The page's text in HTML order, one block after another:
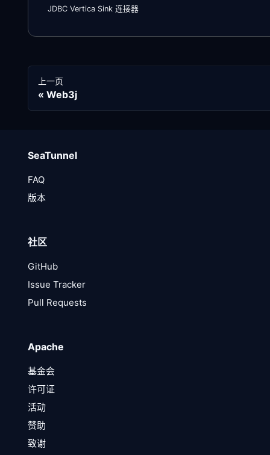
JDBC Vertica Sink 连接器
上一页
Web3j
SeaTunnel
FAQ
版本
社区
GitHub
Issue Tracker
Pull Requests
Apache
基金会
许可证
活动
赞助
致谢